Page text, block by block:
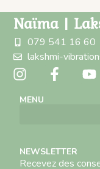
Naïma |
079 541 16 60
lakshmi-
MENU
NEWSLETTER
Recevez des